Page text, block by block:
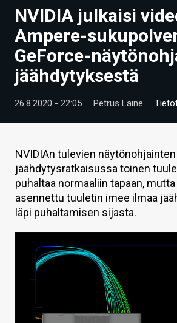
UUTISET
ARTIKKELIT
VIDEOT
TECHBBS
HINTA.FI
KAUPPA
VAIHDA TEEMA
HAKU
NVIDIA julkaisi
Ampere-
GeForce-
jäähdytyksestä
26.8.2020 - 22:05 Petrus Laine
NVIDIAn tulevien
jäähdytysratkaisussa toinen
puhaltaa normaaliin tapaan,
asennettu tuuletin imee ilmaa
läpi puhaltamisen sijasta.